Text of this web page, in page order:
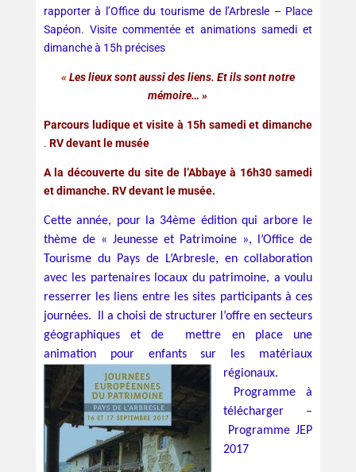
rapporter à l’Office du tourisme de l’Arbresle – Place
Sapéon. Visite commentée et animations samedi et
dimanche à 15h précises
«Les lieux sont aussi des liens. Et ils sont notre
mémoire… »
Parcours ludique et visite à 15h samedi et dimanche
. RV devant le musée
A la découverte du site de l’Abbaye à 16h30 samedi
et dimanche. RV devant le musée.
Cette année, pour la 34ème édition qui arbore le
thème de « Jeunesse et Patrimoine », l’Office de
Tourisme du Pays de L’Arbresle, en collaboration
avec les partenaires locaux du patrimoine, a voulu
resserrer les liens entre les sites participants à ces
journées. Il a choisi de structurer l’offre en secteurs
géographiques et de mettre en place une
animation pour enfants sur les matériaux
régionaux.
Programme à
télécharger –
Programme JEP
2017